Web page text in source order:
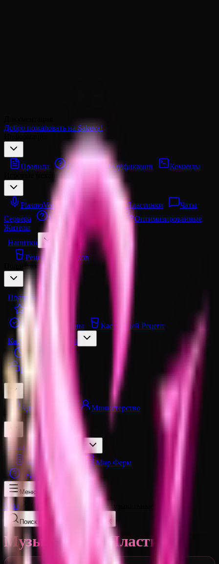
Добро пожаловать на Sakeva!
Правила F.A.Q. Модификации
Команды
Игровые механики
PlasmoVoice Музыкальные Пластинки
Чаты
Сервера
Уникальные Крафты
Оптимизированные
Жители
Напитки
Рецепты Напитков
Поддержка сервера
Подписки
Значки
Скины
Кастомный Рецепт
Кастомные Порталы
Эффекты
Разблокировка
Команда проекта
Администрация
Министерство
Конфигурации Миров
Мир Построек
Мир Ферм
Сборка Модов
Меню
Wiki Игровые механики Музыкальные Пластинки
Поиск по документации… Ctrl K
Музыкальные Пластинки